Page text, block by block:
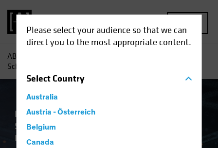
Please select your audience so that we can
direct you to the most appropriate content.
SelectCountry
Australia
Austria - Österreich
Belgium
Canada
AB
Schwellenländeraktien?
Künstliche Intelligenz (KI)
Schwellenländer
Innovation